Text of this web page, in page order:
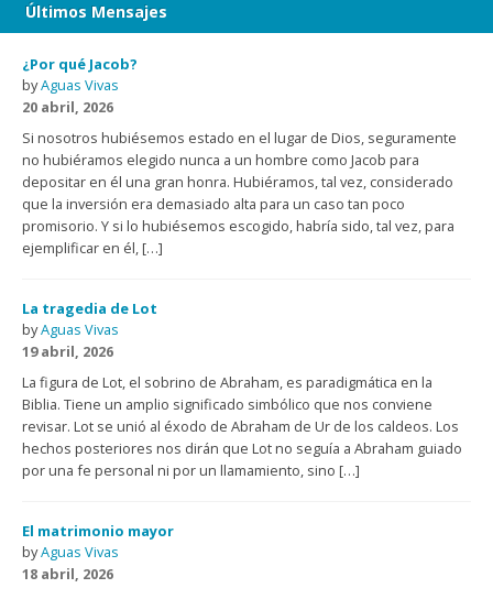
Últimos Mensajes
¿Por qué Jacob?
byAguas Vivas
20 abril, 2026
Si nosotros hubiésemos estado en el lugar de Dios, seguramente
no hubiéramos elegido nunca a un hombre como Jacob para
depositar en él una gran honra. Hubiéramos, tal vez, considerado
que la inversión era demasiado alta para un caso tan poco
promisorio. Y si lo hubiésemos escogido, habría sido, tal vez, para
ejemplificar en él, […]
La tragedia de Lot
byAguas Vivas
19 abril, 2026
La figura de Lot, el sobrino de Abraham, es paradigmática en la
Biblia. Tiene un amplio significado simbólico que nos conviene
revisar. Lot se unió al éxodo de Abraham de Ur de los caldeos. Los
hechos posteriores nos dirán que Lot no seguía a Abraham guiado
por una fe personal ni por un llamamiento, sino […]
El matrimonio mayor
byAguas Vivas
18 abril, 2026